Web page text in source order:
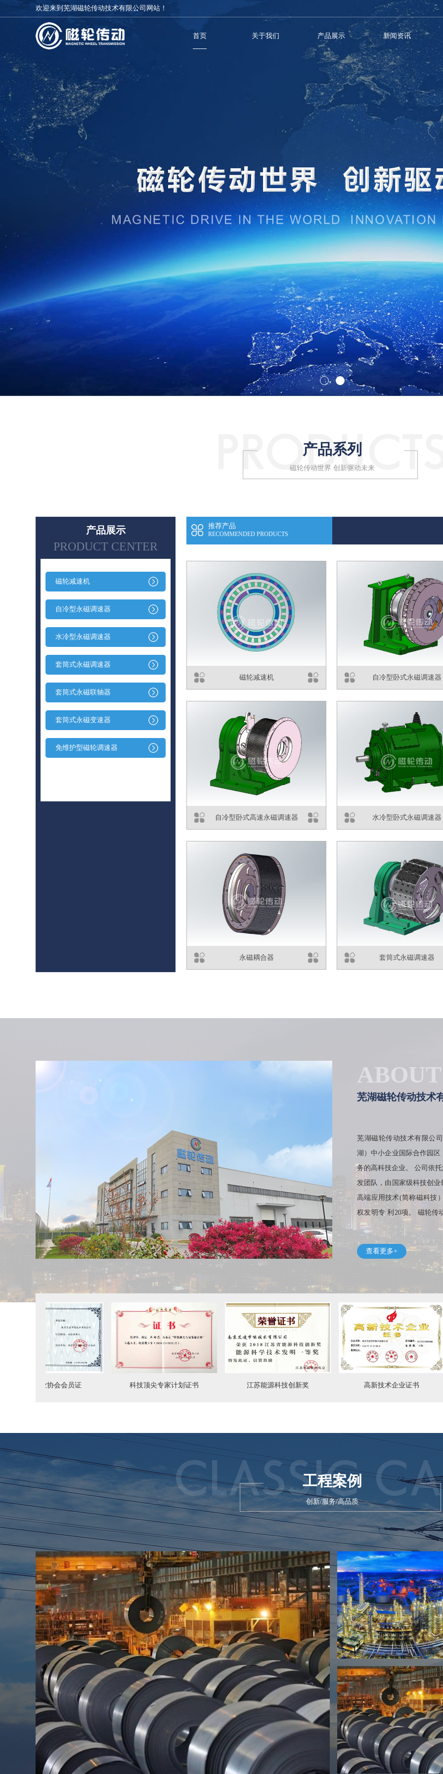
欢迎来到芜湖磁轮传动技术有限公司网站！
首页 关于我们 产品展示 新闻资讯
产品系列
磁轮传动世界 创新驱动未来
产品展示
PRODUCT CENTER
磁轮减速机
自冷型永磁调速器
水冷型永磁调速器
套筒式永磁调速器
套筒式永磁联轴器
套筒式永磁变速器
免维护型磁轮调速器
推荐产品
RECOMMENDED PRODUCTS
磁轮减速机 自冷型卧式永磁调速器
自冷型卧式高速永磁调速器 水冷型卧式永磁调速器
永磁耦合器 套筒式永磁调速器
芜湖磁轮传动技术
芜湖磁轮传动技术有限公
湖）中小企业国际合作园
务的高科技企业。 公司依
发团队，由国家级科技创
高端应用技术(简称磁科技
权发明专 利20项。 磁轮传
需润滑，且不存在漏油和
护、环保等要求日益严格
究，解决了一系列核心技
术市场主要定位于工业领
境，例如物料输送系统、
域，充分发挥磁轮传动的优
查看更多+
保产业协会会员证 科技顶尖专家计划证书 江苏能源科技创新奖 高新技术企业证书
工程案例
创新/服务/高品质